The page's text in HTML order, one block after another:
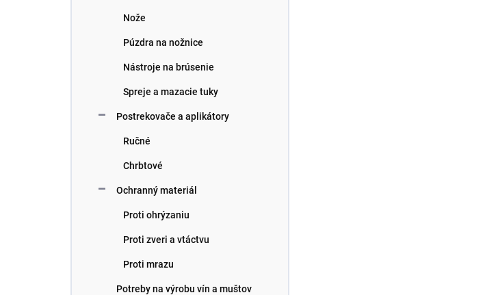
Nože
Púzdra na nožnice
Nástroje na brúsenie
Spreje a mazacie tuky
Postrekovače a aplikátory
Ručné
Chrbtové
Ochranný materiál
Proti ohrýzaniu
Proti zveri a vtáctvu
Proti mrazu
Potreby na výrobu vín a muštov